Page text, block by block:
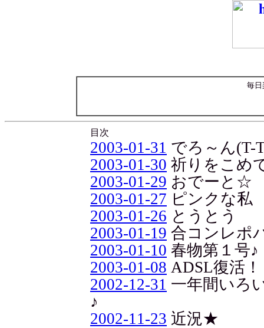
毎日
目次
2003-01-31 でろ～ん(T-
2003-01-30 祈りをこめ
2003-01-29 おでーと☆
2003-01-27 ピンクな私
2003-01-26 とうとう
2003-01-19 合コンレポ
2003-01-10 春物第１号♪
2003-01-08 ADSL復活！
2002-12-31 一年間いろ
♪
2002-11-23 近況★